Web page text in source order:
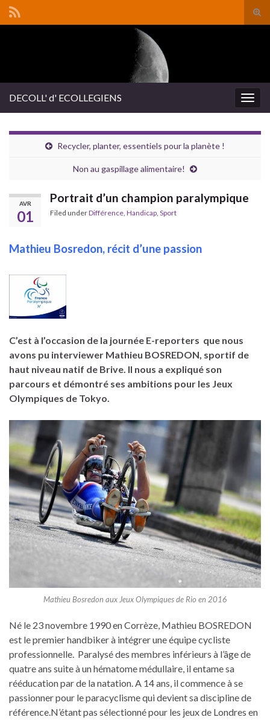
DECOLL' d' ECOLLEGIENS
Recycler, planter, essentiels pour la planète !
Non au gaspillage alimentaire!
AVR
01
Portrait d’un champion paralympique
Filed underDifférence Handicap Sport
Mathieu Bosredon, récit d’une passion
C’est à l’occasion de la journée E-reporters que nous
avons pu interviewer Mathieu BOSREDON, sportif de
haut niveau natif de Brive. Il nous a expliqué son
parcours et démontré ses ambitions pour les Jeux
Olympiques de Tokyo.
Mathieu Bosredon aux Jeux Olympiques de Rio en 2016
Né le 23 novembre 1990 en Corrèze, Mathieu BOSREDON
est le premier handbiker à intégrer une équipe cycliste
professionnelle. Paralysé des membres inférieurs à l’âge de
quatre ans suite à un hématome médullaire, il entame sa
rééducation par de la natation. A 14 ans, il commence à se
passionner pour le paracyclisme qui devient sa discipline de
référence.N’étant pas sélectionné pour les jeux de Londres en